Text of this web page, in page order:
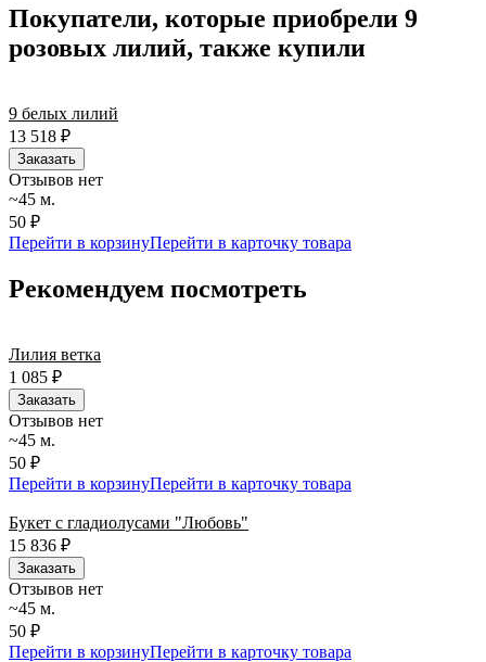
минут или день в день в удобный интервал. Если вам важно
вручить подарок ко времени, наш сервис доставки обеспечит
точность до минуты. Выбирайте, где купить и сколько стоит
Покупатели, которые приобрели 9
розовых лилий, также купили
9 белых лилий
13 518 ₽
Заказать
Отзывов нет
~45 м.
50 ₽
Перейти в корзинуПерейти в карточку товара
Рекомендуем посмотреть
Лилия ветка
1 085 ₽
Заказать
Отзывов нет
~45 м.
50 ₽
Перейти в корзинуПерейти в карточку товара
Букет с гладиолусами "Любовь"
15 836 ₽
Заказать
Отзывов нет
~45 м.
50 ₽
Перейти в корзинуПерейти в карточку товара